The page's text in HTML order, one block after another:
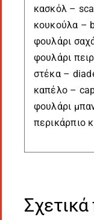
κασκόλ –
κουκούλα –
φουλάρι
φουλάρι
στέκα –
καπέλο –
φουλάρι
περικάρπιο